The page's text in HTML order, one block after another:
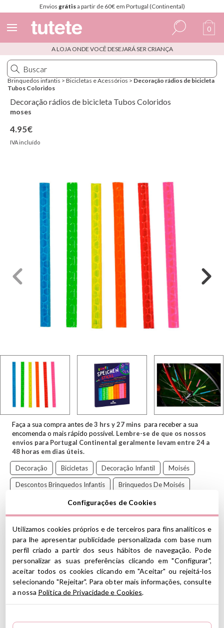
Envios grátisa partir de 60€ em Portugal (Continental)
Espanhol
Italiano
Inglês
0
A LOJA ONDE VOCÊ DESEJARÁ SER CRIANÇA
Brinquedos infantis > Bicicletas e Acessórios > Decoração rádios de bicicleta
Tubos Coloridos
Decoração rádios de bicicleta Tubos Coloridos
moses
4.95€
IVA incluído
Faça a sua compra antes de3 hrs y27 mins para receber a sua
encomenda o mais rápido possível. Lembre-se de que os nossos
envios para Portugal Continental geralmente levam entre 24 a
48 horas em dias úteis.
Decoração Bicicletas Decoração Infantil Moisés
Descontos Brinquedos Infantis Brinquedos De Moisés
Os 6 tubos de cores vivas são ótimos para decorar os raios da sua
bicicleta. Eles se prendem facilmente aos raios da bicicleta e são
refletivos, para que as crianças tenham uma aparência melhor
durante as caminhadas ao parque, quando vão à escola ou até
mesmo no escuro
CARACTERÍSTICAS
Configurações de Cookies
Utilizamos cookies próprios e de terceiros para fins analíticos e
para lhe apresentar publicidade personalizada com base num
perfil criado a partir dos seus hábitos de navegação. Pode
personalizar as suas preferências clicando em "Configurar",
aceitar todos os cookies clicando em "Aceitar" ou rejeitá-los
selecionando "Rejeitar". Para obter mais informações, consulte
a nossa Política de Privacidade e Cookies.